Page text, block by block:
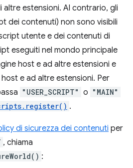
estensioni. Al contrario, gli
dei contenuti) non sono visibili
utente e dei contenuti di
eseguiti nel mondo principale
host e ad altre estensioni e
e ad altre estensioni. Per
"USER_SCRIPT" o "MAIN"
.
di sicurezza dei contenuti per
, chiama
: